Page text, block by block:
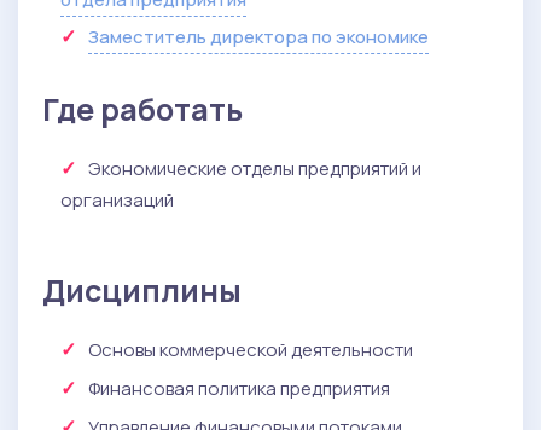
Заместитель директора по экономике
Где работать
Экономические отделы предприятий и
организаций
Дисциплины
Основы коммерческой деятельности
Финансовая политика предприятия